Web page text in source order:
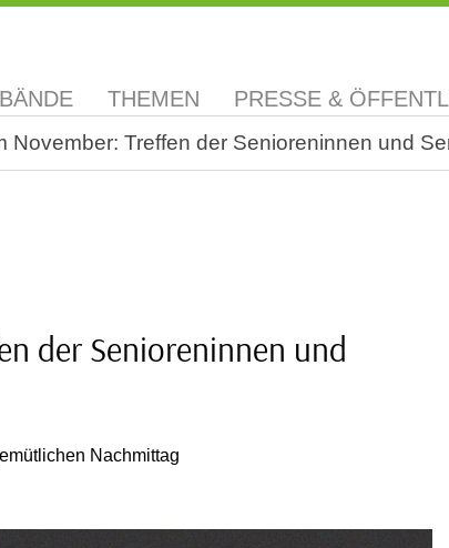
THEMEN PRESSE &
November: Treffen der Senioreninnen und
der Senioreninnen und
Nachmittag